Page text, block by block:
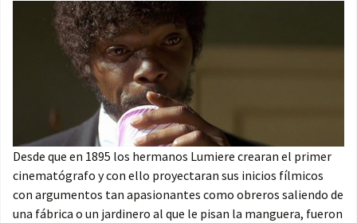
Desde que en 1895 los hermanos Lumiere crearan el primer
cinematógrafo y con ello proyectaran sus inicios fílmicos
con argumentos tan apasionantes como obreros saliendo de
una fábrica o un jardinero al que le pisan la manguera, fueron